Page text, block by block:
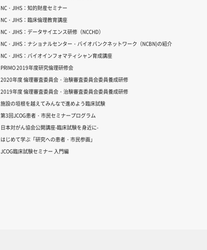
NC・JIHS：知的財産セミナー
NC・JIHS：臨床倫理教育講座
NC・JIHS：データサイエンス研修（NCCHD）
NC・JIHS：ナショナルセンター・バイオバンクネットワーク（NCBN)の紹介
NC・JIHS：バイオインフォマティシャン育成講座
PRIMO 2019年度研究倫理研修会
2020年度 倫理審査委員会・治験審査委員会委員養成研修
2019年度 倫理審査委員会・治験審査委員会委員養成研修
施設の垣根を越えてみんなで進めよう臨床試験
第3回JCOG患者・市民セミナープログラム
日本対がん協会公開講座-臨床試験を身近に-
はじめて学ぶ「研究への患者・市民参画」
JCOG臨床試験セミナー 入門編